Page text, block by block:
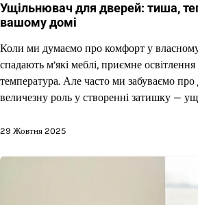
Ущільнювач для дверей: тиша,
вашому домі
Коли ми думаємо про комфорт у
спадають м’які меблі, приємне освітлення
температура. Але часто ми забуваємо про
величезну роль у створенні затишку —
29 Жовтня 2025